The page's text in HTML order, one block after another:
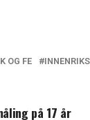
OG FE INNENRIKS
på 17 år